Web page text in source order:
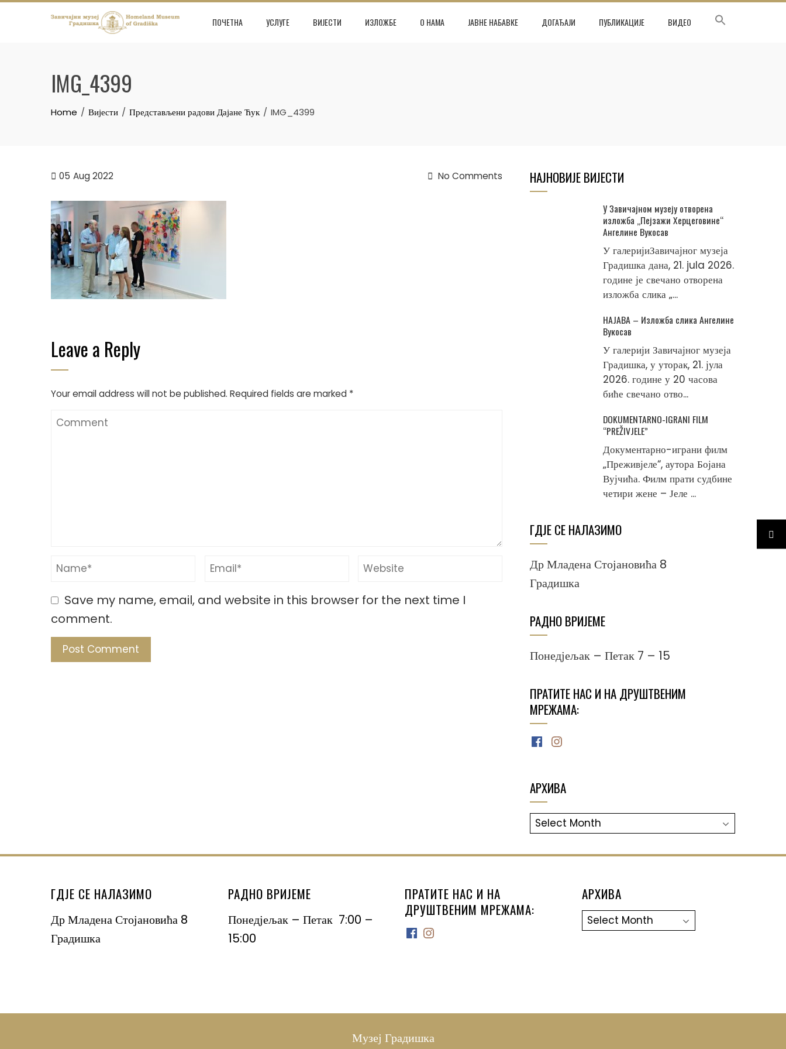
Skip
ПОЧЕТНА УСЛУГЕ ВИЈЕСТИ ИЗЛОЖБЕ О НАМА ЈАВНЕ НАБАВКЕ ДОГАЂАЈИ ПУБЛИКАЦИЈЕ ВИДЕО
IMG_4399
Home Вијести Представљени радови Дајане Ћук IMG_4399
05 Aug 2022 No Comments
Leave a Reply
Your email address will not be published. Required fields are marked *
Save my name, email, and website in this browser for the next time I
comment.
НАЈНОВИЈЕ ВИЈЕСТИ
У Завичајном музеју отворена
изложба „Пејзажи Херцеговине“
Ангелине Вукосав
У галеријиЗавичајног музеја
Градишка дана, 21. jula 2026.
године је свечано отворена
изложба слика „...
НАЈАВА – Изложба слика Ангелине
Вукосав
У галерији Завичајног музеја
Градишка, у уторак, 21. јула
2026. године у 20 часова
биће свечано отво...
DOKUMENTARNO-IGRANI FILM
“PREŽIVJELE”
Документарно-играни филм
„Преживјеле“, аутора Бојана
Вујчића. Филм прати судбине
четири жене – Јеле ...
ГДЈЕ СЕ НАЛАЗИМО
Др Младена Стојановића 8
Градишка
РАДНО ВРИЈЕМЕ
Понедјељак – Петак 7 – 15
ПРАТИТЕ НАС И НА ДРУШТВЕНИМ
МРЕЖАМА:
Facebook
Instagram
АРХИВА
АРХИВА
ГДЈЕ СЕ НАЛАЗИМО
Др Младена Стојановића 8
Градишка
РАДНО ВРИЈЕМЕ
Понедјељак – Петак 7:00 –
15:00
ПРАТИТЕ НАС И НА
ДРУШТВЕНИМ МРЕЖАМА:
Facebook
Instagram
АРХИВА
Архива
Музеј Градишка